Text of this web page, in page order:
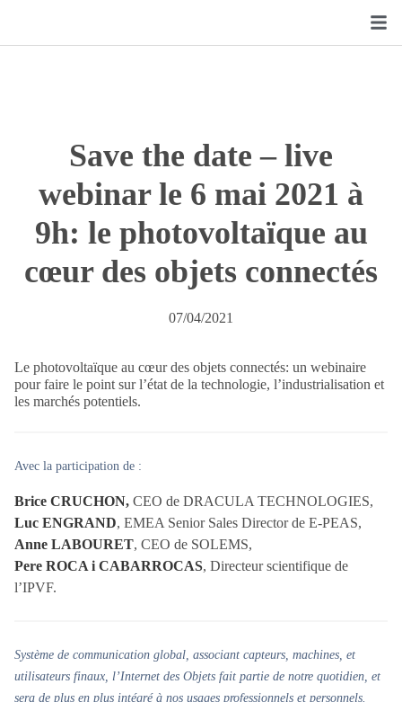
Save the date – live
webinar le 6 mai 2021 à
9h: le photovoltaïque au
cœur des objets connectés
07/04/2021
Le photovoltaïque au cœur des objets connectés: un webinaire
pour faire le point sur l’état de la technologie, l’industrialisation et
les marchés potentiels.
Avec la participation de :
Brice CRUCHON, CEO de DRACULA TECHNOLOGIES,
Luc ENGRAND, EMEA Senior Sales Director de E-PEAS,
Anne LABOURET, CEO de SOLEMS,
Pere ROCA i CABARROCAS, Directeur scientifique de
l’IPVF.
Système de communication global, associant capteurs, machines, et
utilisateurs finaux, l’Internet des Objets fait partie de notre quotidien, et
sera de plus en plus intégré à nos usages professionnels et personnels.